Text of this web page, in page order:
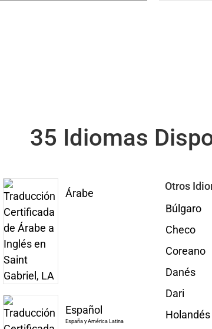
35 Idiomas
Árabe
Español
España y América Latina
Otros
Búlgaro
Checo
Coreano
Danés
Dari
Holandés